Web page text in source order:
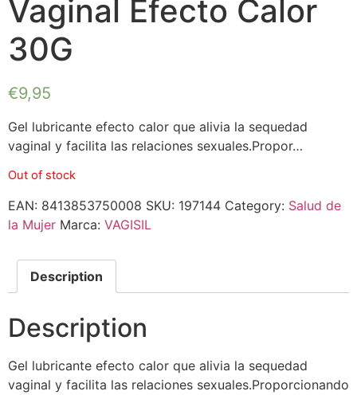
Vaginal Efecto Calor
30G
€9,95
Gel lubricante efecto calor que alivia la sequedad
vaginal y facilita las relaciones sexuales.Propor…
Out of stock
EAN: 8413853750008 SKU: 197144 Category: Salud de
la Mujer Marca: VAGISIL
Description
Description
Gel lubricante efecto calor que alivia la sequedad
vaginal y facilita las relaciones sexuales.Proporcionando